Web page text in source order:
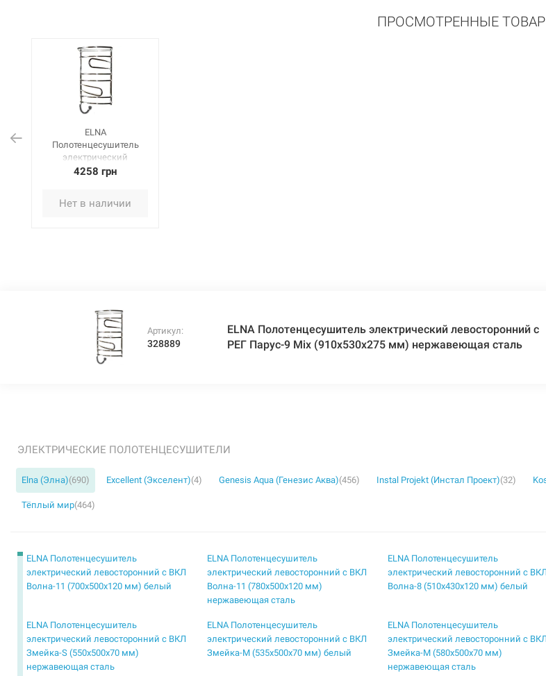
ПРОСМОТРЕННЫЕ
ELNA
Полотенцесушитель
электрический
левосторонний с РЕГ
нержавеющая сталь
4258 грн
Нет в наличии
Артикул:
328889
ELNA Полотенцесушитель электрический левосторонний с
РЕГ Парус-9 Mix (910х530х275 мм) нержавеющая сталь
ЭЛЕКТРИЧЕСКИЕ ПОЛОТЕНЦЕСУШИТЕЛИ
Elna (Элна)(690) Excellent (Экселент)(4) Genesis Aqua (Генезис Аква)(456) Instal Projekt (Инстал Проект)(32)
Тёплый мир(464)
ELNA Полотенцесушитель
электрический левосторонний с ВКЛ
Волна-11 (700х500х120 мм) белый
ELNA Полотенцесушитель
электрический левосторонний с ВКЛ
Волна-11 (780х500х120 мм)
нержавеющая сталь
ELNA Полотенцесушитель
электрический левосторонний с ВКЛ
Волна-8 (510х430х120 мм) белый
ELNA Полотенцесушитель
электрический левосторонний с ВКЛ
Змейка-S (550х500х70 мм)
нержавеющая сталь
ELNA Полотенцесушитель
электрический левосторонний с ВКЛ
Змейка-М (535х500х70 мм) белый
ELNA Полотенцесушитель
электрический левосторонний с ВКЛ
Змейка-М (580х500х70 мм)
нержавеющая сталь